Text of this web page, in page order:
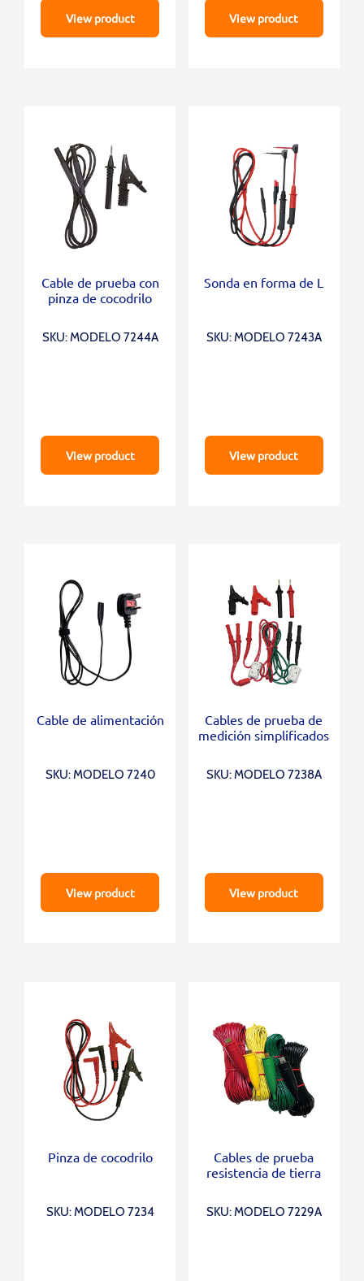
View product View product
Cable de prueba con
pinza de cocodrilo
SKU: MODELO 7244A
View product
Sonda en forma de L
SKU: MODELO 7243A
View product
Cable de alimentación
SKU: MODELO 7240
View product
Cables de prueba de
medición simplificados
SKU: MODELO 7238A
View product
Pinza de cocodrilo
SKU: MODELO 7234
Cables de prueba
resistencia de tierra
SKU: MODELO 7229A